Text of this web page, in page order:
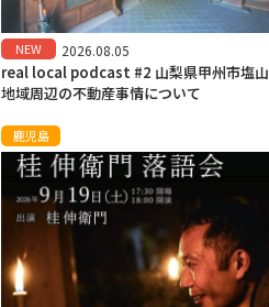
NEW 2026.08.05
real local podcast #2 山梨県甲州市塩山
地域周辺の不動産事情について
鹿児島